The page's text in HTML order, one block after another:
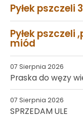
Pyłek pszczeli
Pyłek pszczeli
miód
07 Sierpnia 2026
Praska do węzy
07 Sierpnia 2026
SPRZEDAM ULE